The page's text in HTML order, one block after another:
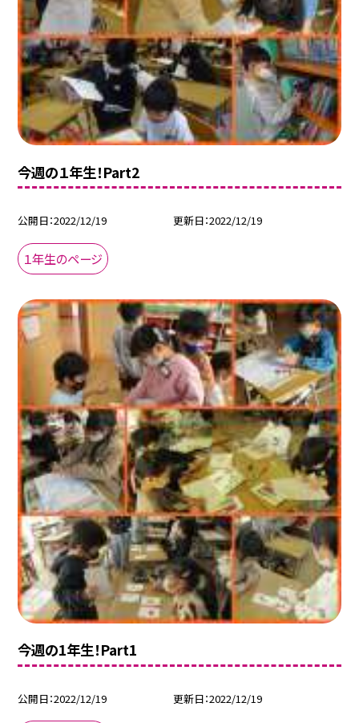
今週の１年生！Part2
公開日 2022/12/19 更新日 2022/12/19
１年生のページ
今週の1年生！Part1
公開日 2022/12/19 更新日 2022/12/19